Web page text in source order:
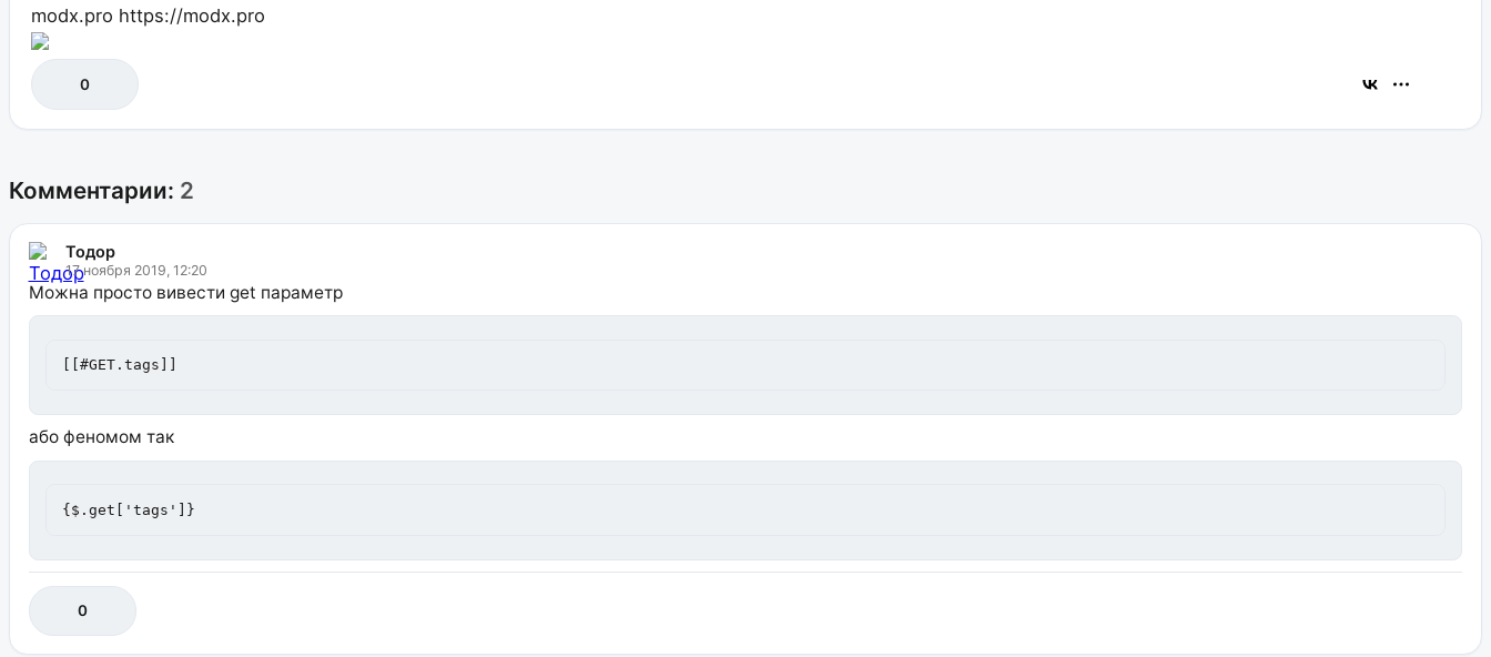
modx.pro https://modx.pro
0
Комментарии: 2
Тодор
17 ноября 2019, 12:20
Можна просто вивести get параметр
[[#GET.tags]]
або феномом так
{$.get['tags']}
0